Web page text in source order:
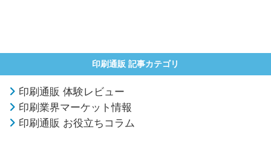
印刷通販 記事カテゴリ
印刷通販 体験レビュー
印刷業界マーケット情報
印刷通販 お役立ちコラム